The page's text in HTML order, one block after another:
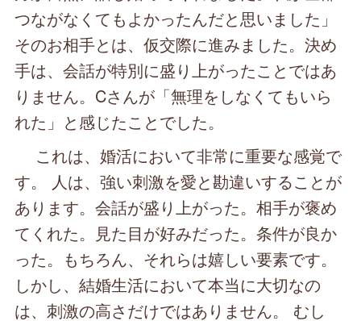
つながなくてもよかったんだと思いました」
そのお相手とは、仮交際に進みました。決め
手は、会話が特別に盛り上がったことではあ
りません。Cさんが「無理をしなくてもいら
れた」と感じたことでした。
これは、婚活において非常に重要な感覚で
す。 人は、強い刺激を愛と勘違いすることが
あります。会話が盛り上がった。相手が褒め
てくれた。見た目が好みだった。条件が良か
った。もちろん、それらは嬉しい要素です。
しかし、結婚生活において本当に大切なの
は、刺激の高さだけではありません。 むし